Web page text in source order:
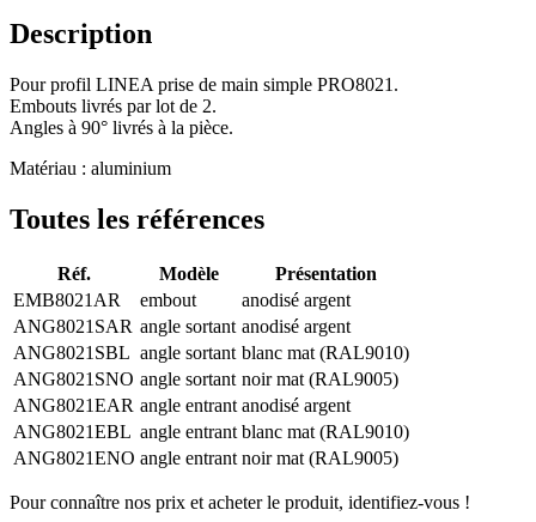
Description
Pour profil LINEA prise de main simple PRO8021.
Embouts livrés par lot de 2.
Angles à 90° livrés à la pièce.
Matériau : aluminium
Toutes les références
Réf. Modèle
Présentation
EMB8021AR
embout
anodisé argent
ANG8021SAR angle sortant anodisé argent
ANG8021SBL angle sortant blanc mat (RAL9010)
ANG8021SNO angle sortant noir mat (RAL9005)
ANG8021EAR angle entrant anodisé argent
ANG8021EBL angle entrant blanc mat (RAL9010)
ANG8021ENO angle entrant noir mat (RAL9005)
Pour connaître nos prix et acheter le produit, identifiez-vous !